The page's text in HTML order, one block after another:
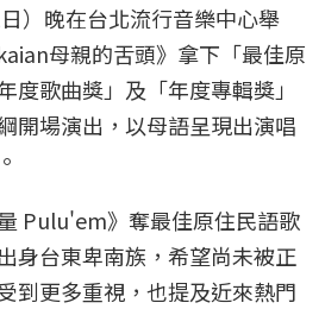
）晚在台北流行音樂中心舉
母親的舌頭》拿下「最佳原
度歌曲獎」及「年度專輯獎」
開場演出，以母語呈現出演唱
Pulu'em》奪最佳原住民語歌
身台東卑南族，希望尚未被正
到更多重視，也提及近來熱門